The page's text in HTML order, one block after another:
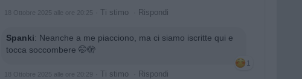
18 Ottobre 2025 alle ore 20:25 Ti stimo Rispondi
Spanki: Neanche a me piacciono, ma ci siamo iscritte qui e
tocca soccombere 🤭🫣
1
18 Ottobre 2025 alle ore 20:29 Ti stimo Rispondi